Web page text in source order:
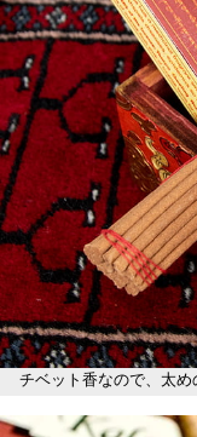
チベット香なので、太め